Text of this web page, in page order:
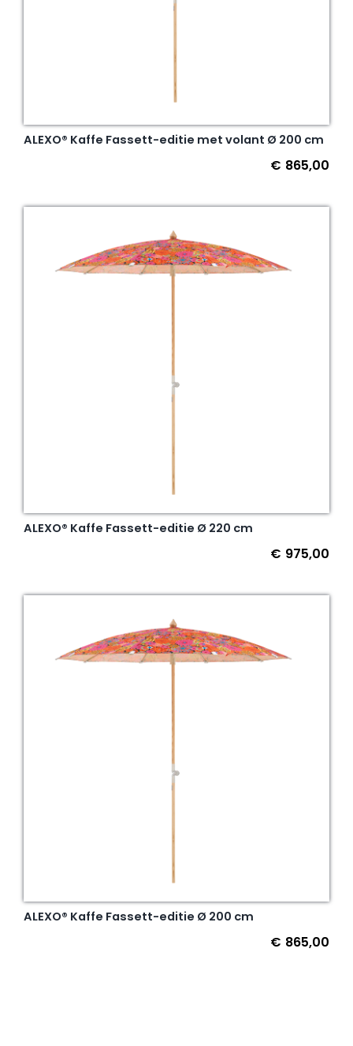
ALEXO® Kaffe Fassett-editie met volant Ø 200 cm
€ 865,00
ALEXO® Kaffe Fassett-editie Ø 220 cm
€ 975,00
ALEXO® Kaffe Fassett-editie Ø 200 cm
€ 865,00